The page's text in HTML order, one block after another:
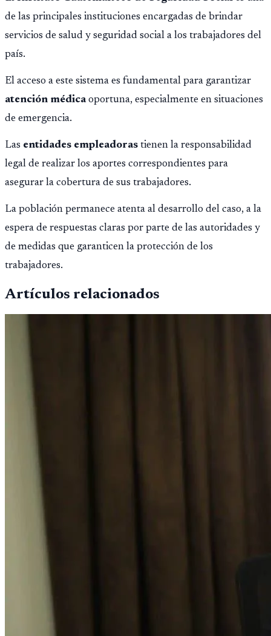
de las principales instituciones encargadas de brindar
servicios de salud y seguridad social a los trabajadores del
país.
El acceso a este sistema es fundamental para garantizar
atención médicaoportuna, especialmente en situaciones
de emergencia.
Las entidades empleadoras tienen la responsabilidad
legal de realizar los aportes correspondientes para
asegurar la cobertura de sus trabajadores.
La población permanece atenta al desarrollo del caso, a la
espera de respuestas claras por parte de las autoridades y
de medidas que garanticen la protección de los
trabajadores.
Artículos relacionados